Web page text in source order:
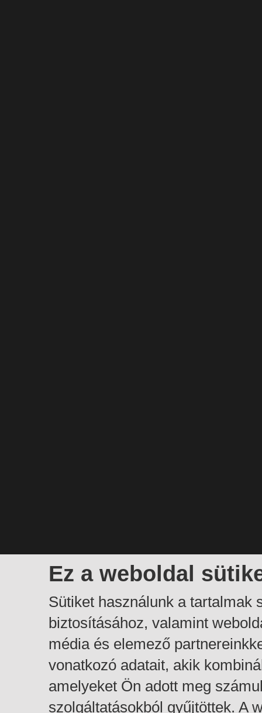
Ez a weboldal
Sütiket használunk a tartalmak
biztosításához, valamint
média és elemező
vonatkozó adatait, akik
amelyeket Ön adott meg
szolgáltatásokból gyűjtöttek. A